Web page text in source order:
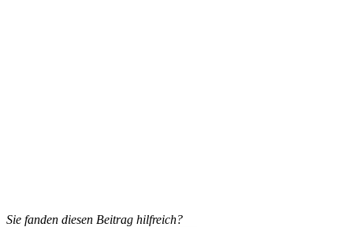
Sie fanden diesen Beitrag hilfreich?